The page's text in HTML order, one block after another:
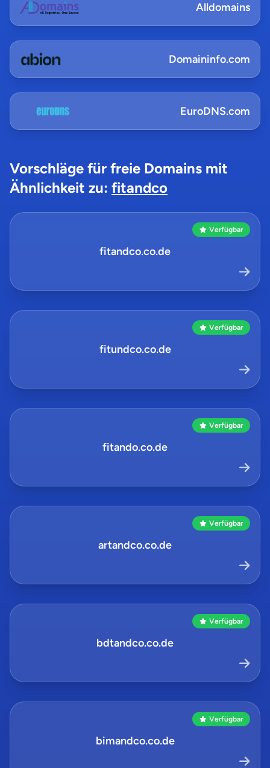
Alldomains
Domaininfo.com
EuroDNS.com
Vorschläge für freie Domains mit
Ähnlichkeit zu: fitandco
Verfügbar
fitandco.co.de
Verfügbar
fitundco.co.de
Verfügbar
fitando.co.de
Verfügbar
artandco.co.de
Verfügbar
bdtandco.co.de
Verfügbar
bimandco.co.de